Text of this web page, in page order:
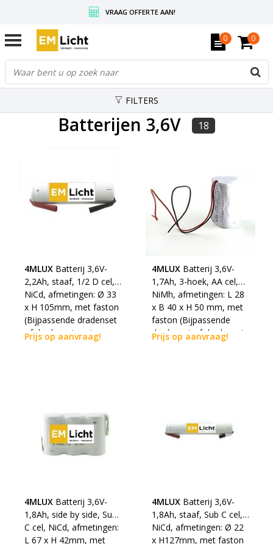
VRAAG OFFERTE AAN!
GRATIS VERZENDING BOVEN DE € 350,-
WEDERVERKOPERS KRIJGEN ALTIJD KORTING, INFORMEER!
0 0
FILTERS
Batterijen 3,6V 18
4MLUX Batterij 3,6V-
2,2Ah, staaf, 1/2 D cel,
NiCd, afmetingen: Ø 33
x H 105mm, met faston
(Bijpassende dradenset
of dradenset met
connector dienen los
Prijs op aanvraag!
4MLUX Batterij 3,6V-
1,7Ah, 3-hoek, AA cel,
NiMh, afmetingen: L 28
x B 40 x H 50 mm, met
faston (Bijpassende
dradenset of dradenset
met connector dienen
Prijs op aanvraag!
4MLUX Batterij 3,6V-
1,8Ah, side by side, Sub
C cel, NiCd, afmetingen:
L 67 x H 42mm, met
4MLUX Batterij 3,6V-
1,8Ah, staaf, Sub C cel,
NiCd, afmetingen: Ø 22
x H127mm, met faston